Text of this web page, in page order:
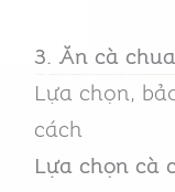
3. Ăn cà
Lựa chọn,
cách
Lựa chọn cà